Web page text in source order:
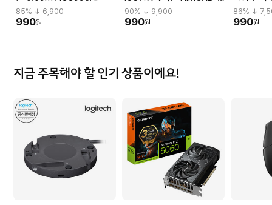
85% ↓ 6,900
990원
H001
90% ↓9,900
990원
86% ↓
990원
지금 주목해야 할 인기 상품이에요!